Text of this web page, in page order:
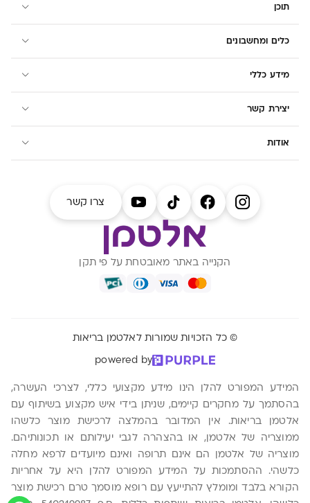
תוכן
כלים ומחשבונים
מידע כללי
יצירת קשר
אודות
צרו קשר
הקנייה באתר מאובטחת על פי תקן
© כל הזכויות שמורות לאלטמן בריאות
powered by
המידע המפורט להלן הינו מידע מקצועי כללי, לצרכי העשרה,
בהסתמך על מחקרים קיימים, שניתן בידי איש מקצוע בשיתוף עם
אלטמן בריאות. אין המדובר בהמלצה לרכישת מוצר כלשהו
ממוצריה של אלטמן, או בהצהרה לגבי יעילותם או תכונותיהם.
מוצריה של אלטמן הם אינם תרופה ואינם מיועדים לרפא מחלה
כלשהי. ההסתמכות על המידע המפורט להלן היא על אחריות
הקורא בלבד ומומלץ להתייעץ עם רופא מוסמך טרם רכישת מוצר